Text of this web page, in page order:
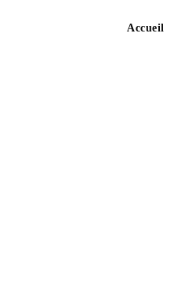
Accueil